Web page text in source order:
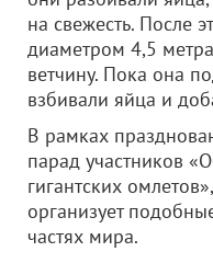
на свежесть. После
диаметром 4,5
ветчину. Пока она
взбивали яйца и
В рамках
парад участников
гигантских
организует
частях мира.